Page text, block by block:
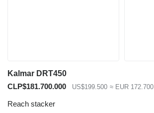
Kalmar DRT450
CLP$181.700.000
US$199.500 ≈ EUR 172.700
Reach stacker